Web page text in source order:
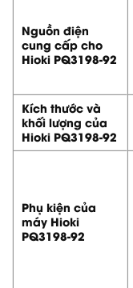
Nguồn điện
cung cấp cho
Hioki PQ3198-92
Kích thước và
khối lượng của
Hioki PQ3198-92
Phụ kiện của
máy Hioki
PQ3198-92